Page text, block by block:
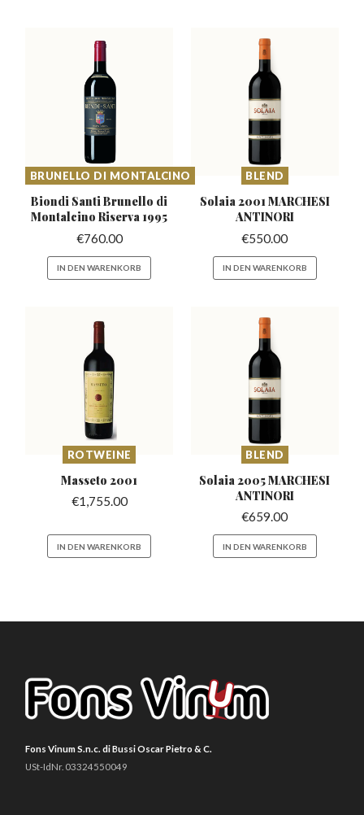
BRUNELLO DI MONTALCINO
Biondi Santi Brunello di
Montalcino Riserva 1995
€760.00
IN DEN WARENKORB
BLEND
Solaia 2001 MARCHESI
ANTINORI
€550.00
IN DEN WARENKORB
ROTWEINE
Masseto 2001
€1,755.00
IN DEN WARENKORB
BLEND
Solaia 2005 MARCHESI
ANTINORI
€659.00
IN DEN WARENKORB
Fons Vinum S.n.c. di Bussi Oscar Pietro & C.
USt-IdNr. 03324550049